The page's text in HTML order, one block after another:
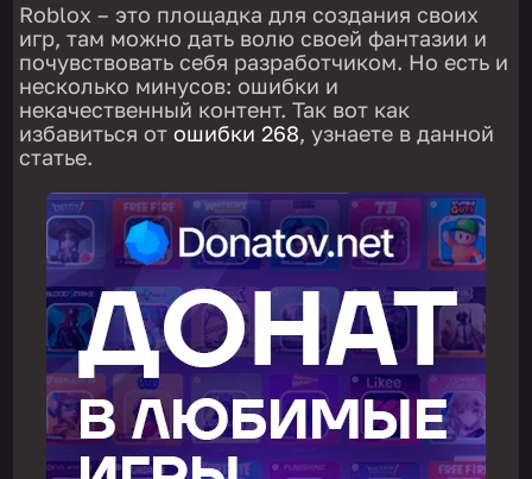
Roblox – это площадка для создания своих
игр, там можно дать волю своей фантазии и
почувствовать себя разработчиком. Но есть и
несколько минусов: ошибки и
некачественный контент. Так вот как
избавиться отошибки 268, узнаете в данной
статье.